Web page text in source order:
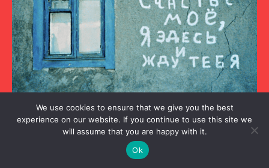
Я культурний
Олег Мітасов – місцева легенда Харкова
We use cookies to ensure that we give you the best
experience on our website. If you continue to use this site we
will assume that you are happy with it.
Ok